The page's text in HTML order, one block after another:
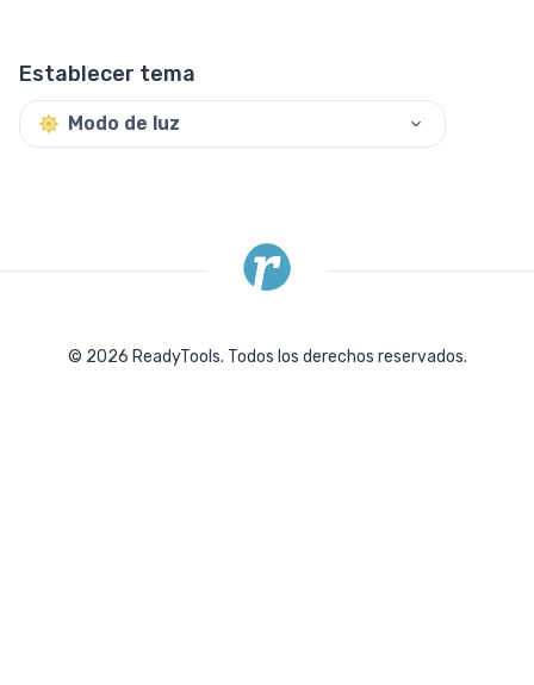
Establecer tema
Modo de luz
© 2026 ReadyTools. Todos los derechos reservados.